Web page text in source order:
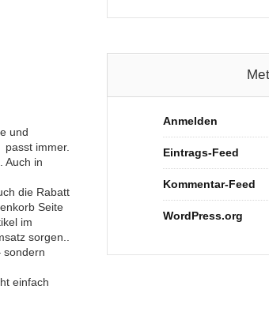
und
immer.
Auch in
die Rabatt
Seite
im
sorgen..
sondern
einfach
Anmelden
Eintrags-Feed
Kommentar-Feed
WordPress.org